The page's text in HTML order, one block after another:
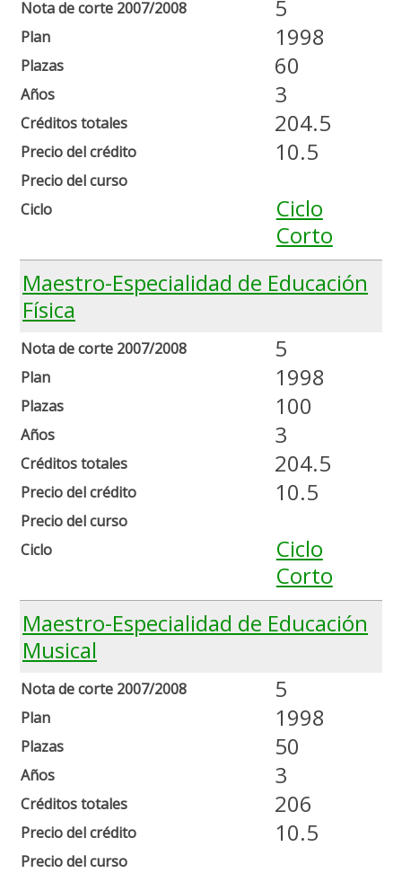
Nota de corte 2007/2008
Plan
Plazas
Años
Créditos totales
Precio del crédito
Precio del curso
Ciclo
5
1998
60
3
204.5
10.5
Ciclo
Corto
Maestro-Especialidad de Educación
Física
Nota de corte 2007/2008
Plan
Plazas
Años
Créditos totales
Precio del crédito
Precio del curso
Ciclo
5
1998
100
3
204.5
10.5
Ciclo
Corto
Maestro-Especialidad de Educación
Musical
Nota de corte 2007/2008
Plan
Plazas
Años
Créditos totales
Precio del crédito
Precio del curso
5
1998
50
3
206
10.5